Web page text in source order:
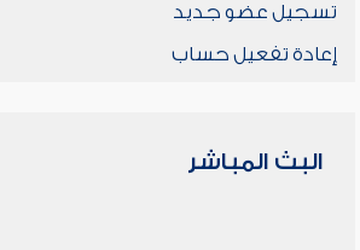
تسجيل عضو جديد
إعادة تفعيل حساب
البث المباشر